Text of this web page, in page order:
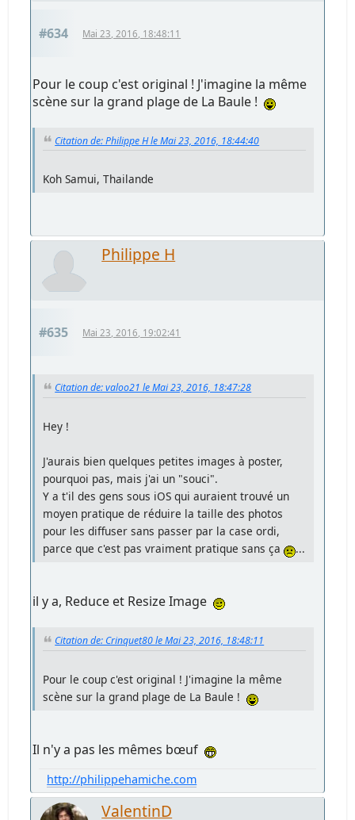
#634 Mai 23, 2016, 18:48:11
Pour le coup c'est original ! J'imagine la même
scène sur la grand plage de La Baule !
Citation de: Philippe H le Mai 23, 2016, 18:44:40
Koh Samui, Thailande
Philippe H
#635 Mai 23, 2016, 19:02:41
Citation de: valoo21 le Mai 23, 2016, 18:47:28
Hey !
J'aurais bien quelques petites images à poster,
pourquoi pas, mais j'ai un "souci".
Y a t'il des gens sous iOS qui auraient trouvé un
moyen pratique de réduire la taille des photos
pour les diffuser sans passer par la case ordi,
parce que c'est pas vraiment pratique sans ça
...
il y a, Reduce et Resize Image
Citation de: Crinquet80 le Mai 23, 2016, 18:48:11
Pour le coup c'est original ! J'imagine la même
scène sur la grand plage de La Baule !
Il n'y a pas les mêmes bœuf
http://philippehamiche.com
ValentinD